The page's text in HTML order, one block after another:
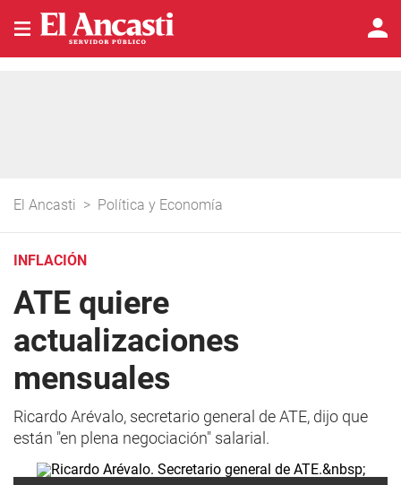
El Ancasti > Política y Economía
INFLACIÓN
ATE quiere
actualizaciones
mensuales
Ricardo Arévalo, secretario general de ATE, dijo que
están "en plena negociación" salarial.